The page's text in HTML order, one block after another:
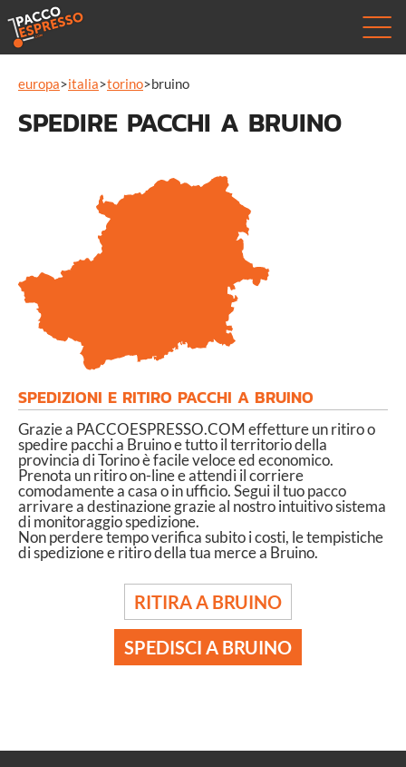
europa>italia>torino>bruino
SPEDIRE PACCHI A BRUINO
SPEDIZIONI E RITIRO PACCHI A BRUINO
Grazie a PACCOESPRESSO.COM effetture un ritiro o
spedire pacchi a Bruino e tutto il territorio della
provincia di Torino è facile veloce ed economico.
Prenota un ritiro on-line e attendi il corriere
comodamente a casa o in ufficio. Segui il tuo pacco
arrivare a destinazione grazie al nostro intuitivo sistema
di monitoraggio spedizione.
Non perdere tempo verifica subito i costi, le tempistiche
di spedizione e ritiro della tua merce a Bruino.
RITIRA A BRUINO
SPEDISCI A BRUINO